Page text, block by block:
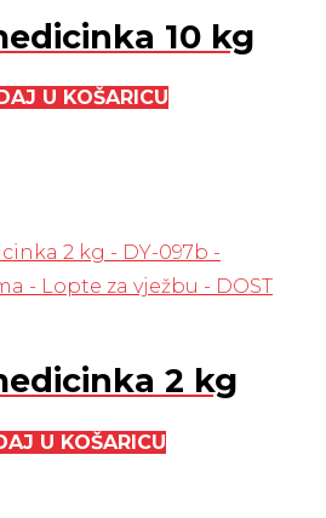
10 kg
U KOŠARICU
2 kg
U KOŠARICU